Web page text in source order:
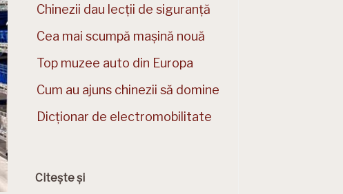
Chinezii dau lecții de siguranță
Cea mai scumpă mașină nouă
Top muzee auto din Europa
Cum au ajuns chinezii să domine
Dicționar de electromobilitate
Citește și